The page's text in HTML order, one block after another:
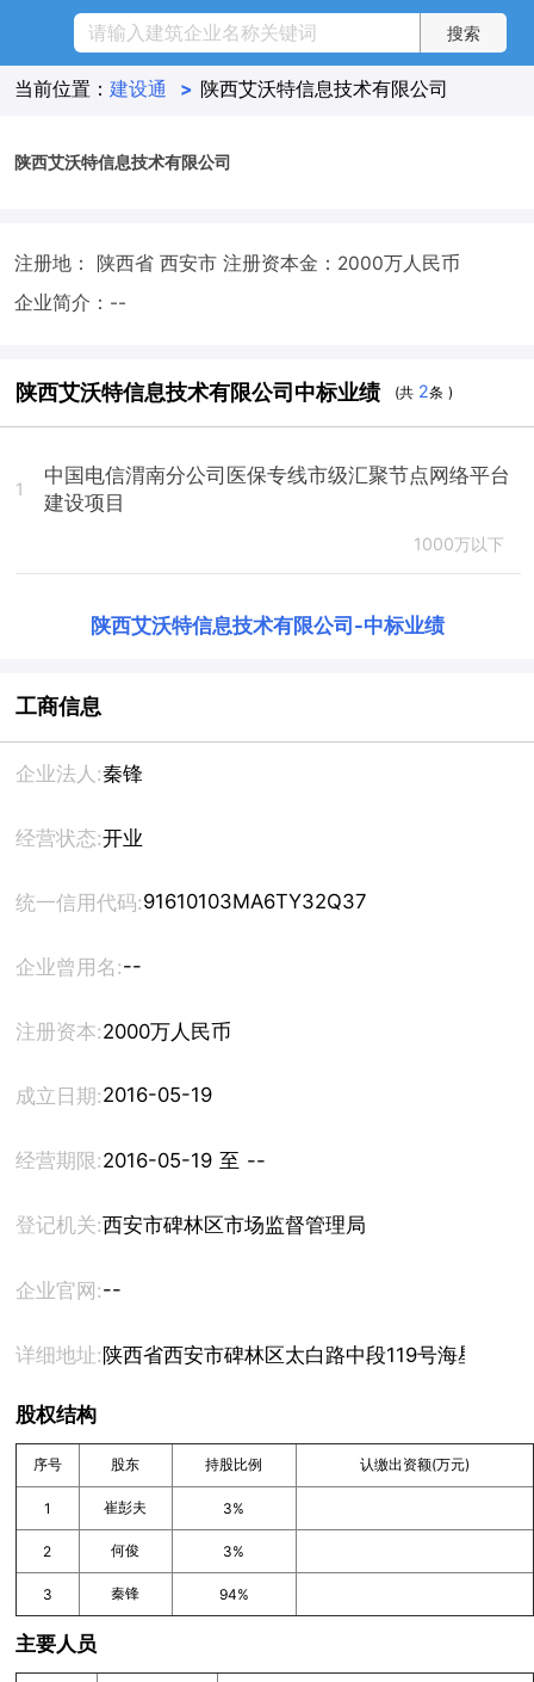
当前位置： 建设通 > 陕西艾沃特信息技术有限公司
陕西艾沃特信息技术有限公司
注册地： 陕西省 西安市 注册资本金：2000万人民币
企业简介：--
陕西艾沃特信息技术有限公司中标业绩 (共 2条 )
1
中国电信渭南分公司医保专线市级汇聚节点网络平台
建设项目
1000万以下
陕西艾沃特信息技术有限公司 -中标业绩
工商信息
企业法人:秦锋
经营状态:开业
统一信用代码:91610103MA6TY32Q37
企业曾用名:--
注册资本:2000万人民币
成立日期:2016-05-19
经营期限: 2016-05-19 至 --
登记机关:西安市碑林区市场监督管理局
企业官网:--
详细地址:陕西省西安市碑林区太白路中段119号海星未来
股权结构
序号 股东 持股比例 认缴出资额(万元)
1 崔彭夫 3%
2 何俊 3%
3 秦锋 94%
主要人员